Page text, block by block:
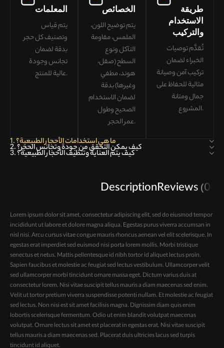
المعلمات
يتم قياس
وتصنيف كل حجر
بدقة لضمان
تجانس وجودة
عالية للمنتج.
الخصائص
يتم توضيح اللون،
الملمس، مقاومة
التآكل ونوع
السطح (صقل،
هوند، مطفي
وغيرها) بدقة
لضمانالاستخدام
الصحيح وطول
عمر الحجر.
طريقة
الاستخدام
والتركيب
تُقدَّم توصيات
الخبراء لضمان
تركيب آمن وصيانة
مثاليةللحفاظ على
جمال ومتانة
المشروع.
1. ما هي استخدامات الأحجار الطبيعية؟
2. كيف يمكن التحقق من جودة وتجانس الحجر؟
3. كيف يتم العناية وتنظيف الأحجار الطبيعية؟
DescriptionReviews (0)
Lorem ipsum dolor sit amet, consectetur adipiscing elit, sed do eiusmod tempor
incididunt ut labore et dolore magna aliqua. Egestas purus viverra accumsan in
nisl nisi. Arcu cursus vitae congue mauris rhoncus aenean vel elit scelerisque. In
egestas erat imperdiet sed euismod nisi porta lorem mollis. Morbi tristique
senectus et netus. Mattis pellentesque id nibh tortor id aliquet lectus proin.
Sapien faucibus et molestie ac feugiat sed lectus vestibulum. Ullamcorper velit
sed ullamcorper morbi tincidunt ornare massa eget. Dictum varius duis at
consectetur lorem. Nisi vitae suscipit tellus mauris a diam maecenas sed enim.
Velit ut tortor pretium viverra suspendisse potenti nullam. Et molestie ac feugiat
sed lectus. Non nisi est sit amet facilisis magna. Dignissim diam quis enim
lobortis scelerisque fermentum. Odio ut enim blandit volutpat maecenas
volutpat. Ornare lectus sit amet est placerat in egestas erat. Nisi vitae suscipit
tellus mauris a diam maecenas sed. Placerat duis ultricies lacus sed turpis
tincidunt id aliquet.